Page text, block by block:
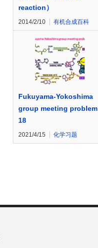
reaction）
2014/2/10 有机合成百科
Fukuyama-Yokoshima
group meeting problem
18
2021/4/15 化学习题